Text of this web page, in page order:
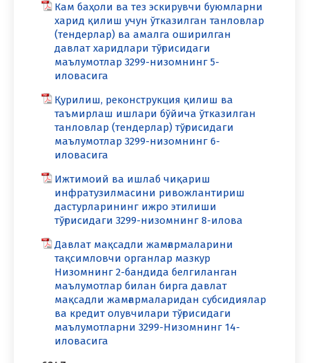
Кам баҳоли ва тез эскирувчи буюмларни
харид қилиш учун ўтказилган танловлар
(тендерлар) ва амалга оширилган
давлат харидлари тўғрисидаги
маълумотлар 3299-низомнинг 5-
иловасига
Қурилиш, реконструкция қилиш ва
таъмирлаш ишлари бўйича ўтказилган
танловлар (тендерлар) тўғрисидаги
маълумотлар 3299-низомнинг 6-
иловасига
Ижтимоий ва ишлаб чиқариш
инфратузилмасини ривожлантириш
дастурларининг ижро этилиши
тўғрисидаги 3299-низомнинг 8-илова
Давлат мақсадли жамғармаларини
тақсимловчи органлар мазкур
Низомнинг 2-бандида белгиланган
маълумотлар билан бирга давлат
мақсадли жамғармаларидан субсидиялар
ва кредит олувчилари тўғрисидаги
маълумотларни 3299-Низомнинг 14-
иловасига